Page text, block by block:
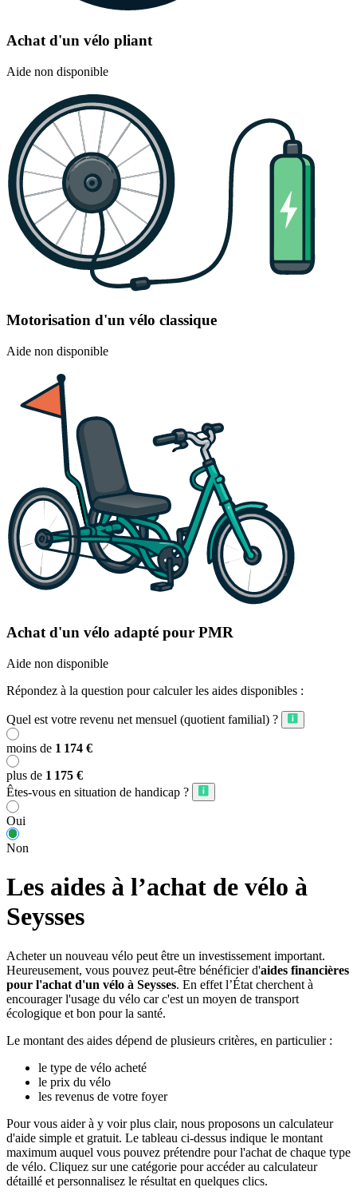
Achat d'un vélo pliant
Aide non disponible
Motorisation d'un vélo classique
Aide non disponible
Achat d'un vélo adapté pour PMR
Aide non disponible
Répondez à la question pour calculer les aides disponibles :
Quel est votre revenu net mensuel (quotient familial) ?
moins de 1 174 €
plus de 1 175 €
Êtes-vous en situation de handicap ?
Oui
Non
Les aides à l’achat de vélo à
Seysses
Acheter un nouveau vélo peut être un investissement important.
Heureusement, vous pouvez peut-être bénéficier d'aides financières
pour l'achat d'un vélo à Seysses. En effet l’État cherchent à
encourager l'usage du vélo car c'est un moyen de transport
écologique et bon pour la santé.
Le montant des aides dépend de plusieurs critères, en particulier :
le type de vélo acheté
le prix du vélo
les revenus de votre foyer
Pour vous aider à y voir plus clair, nous proposons un calculateur
d'aide simple et gratuit. Le tableau ci-dessus indique le montant
maximum auquel vous pouvez prétendre pour l'achat de chaque type
de vélo. Cliquez sur une catégorie pour accéder au calculateur
détaillé et personnalisez le résultat en quelques clics.